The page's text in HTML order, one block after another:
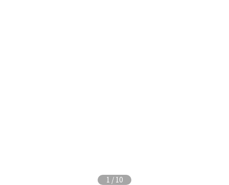
1 / 10